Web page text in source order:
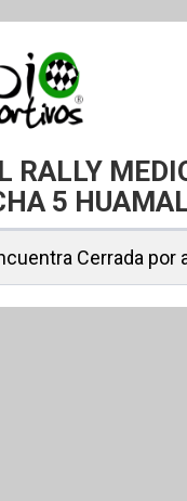
RALLY
5
Cerrada por